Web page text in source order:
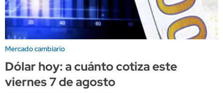
Mercado cambiario
Dólar hoy: a cuánto cotiza este
viernes 7 de agosto